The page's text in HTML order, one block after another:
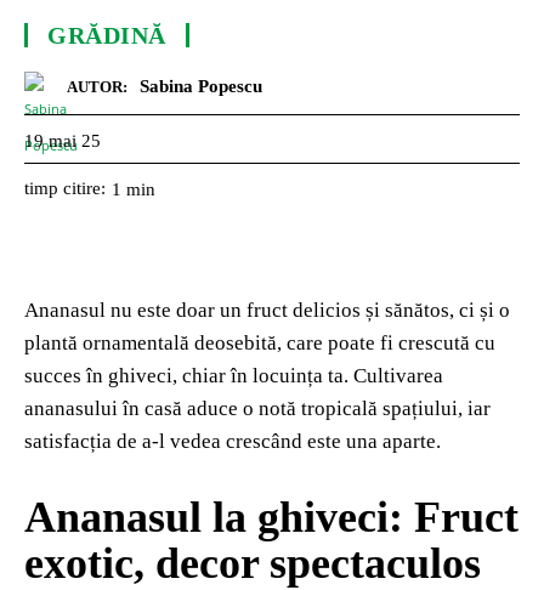
GRĂDINĂ
AUTOR: Sabina Popescu
19 mai 25
timp citire: 1 min
Ananasul nu este doar un fruct delicios și sănătos, ci și o
plantă ornamentală deosebită, care poate fi crescută cu
succes în ghiveci, chiar în locuința ta. Cultivarea
ananasului în casă aduce o notă tropicală spațiului, iar
satisfacția de a-l vedea crescând este una aparte.
Ananasul la ghiveci: Fruct
exotic, decor spectaculos